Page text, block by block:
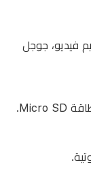
فيديو، جوجل